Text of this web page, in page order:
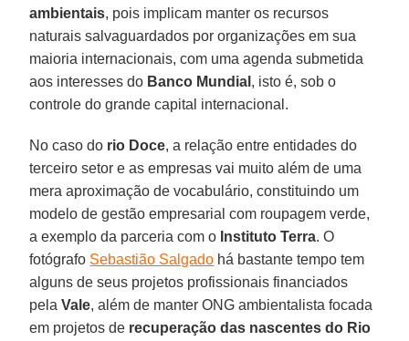
ambientais, pois implicam manter os recursos
naturais salvaguardados por organizações em sua
maioria internacionais, com uma agenda submetida
aos interesses do Banco Mundial , isto é, sob o
controle do grande capital internacional.
No caso do rio Doce, a relação entre entidades do
terceiro setor e as empresas vai muito além de uma
mera aproximação de vocabulário, constituindo um
modelo de gestão empresarial com roupagem verde,
a exemplo da parceria com o Instituto Terra. O
fotógrafo Sebastião Salgado há bastante tempo tem
alguns de seus projetos profissionais financiados
pelaVale, além de manter ONG ambientalista focada
em projetos de recuperação das nascentes do Rio